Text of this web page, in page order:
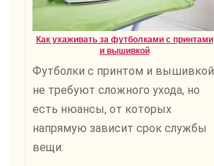
Как ухаживать за футболками с принтами
и вышивкой
Футболки с принтом и вышивкой
не требуют сложного ухода, но
есть нюансы, от которых
напрямую зависит срок службы
вещи.